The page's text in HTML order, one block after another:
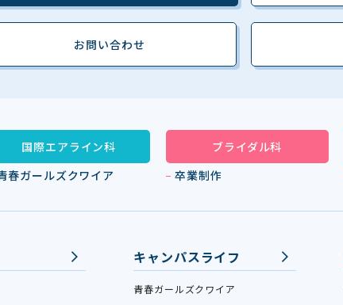
お問い合わせ
国際エアライン科
春ガールズクワイア
ブライダル科
卒業制作
キャンパスライフ
青春ガールズクワイア